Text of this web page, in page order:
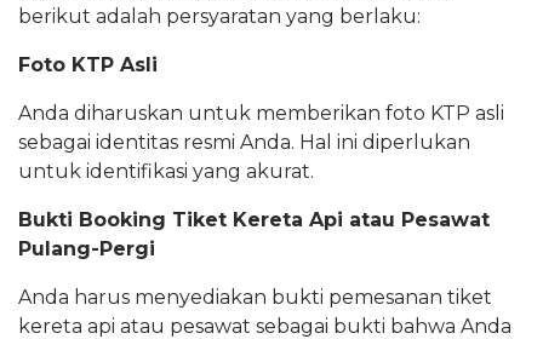
berikut adalah persyaratan yang berlaku:
Foto KTP Asli
Anda diharuskan untuk memberikan foto KTP asli
sebagai identitas resmi Anda. Hal ini diperlukan
untuk identifikasi yang akurat.
Bukti Booking Tiket Kereta Api atau Pesawat
Pulang-Pergi
Anda harus menyediakan bukti pemesanan tiket
kereta api atau pesawat sebagai bukti bahwa Anda